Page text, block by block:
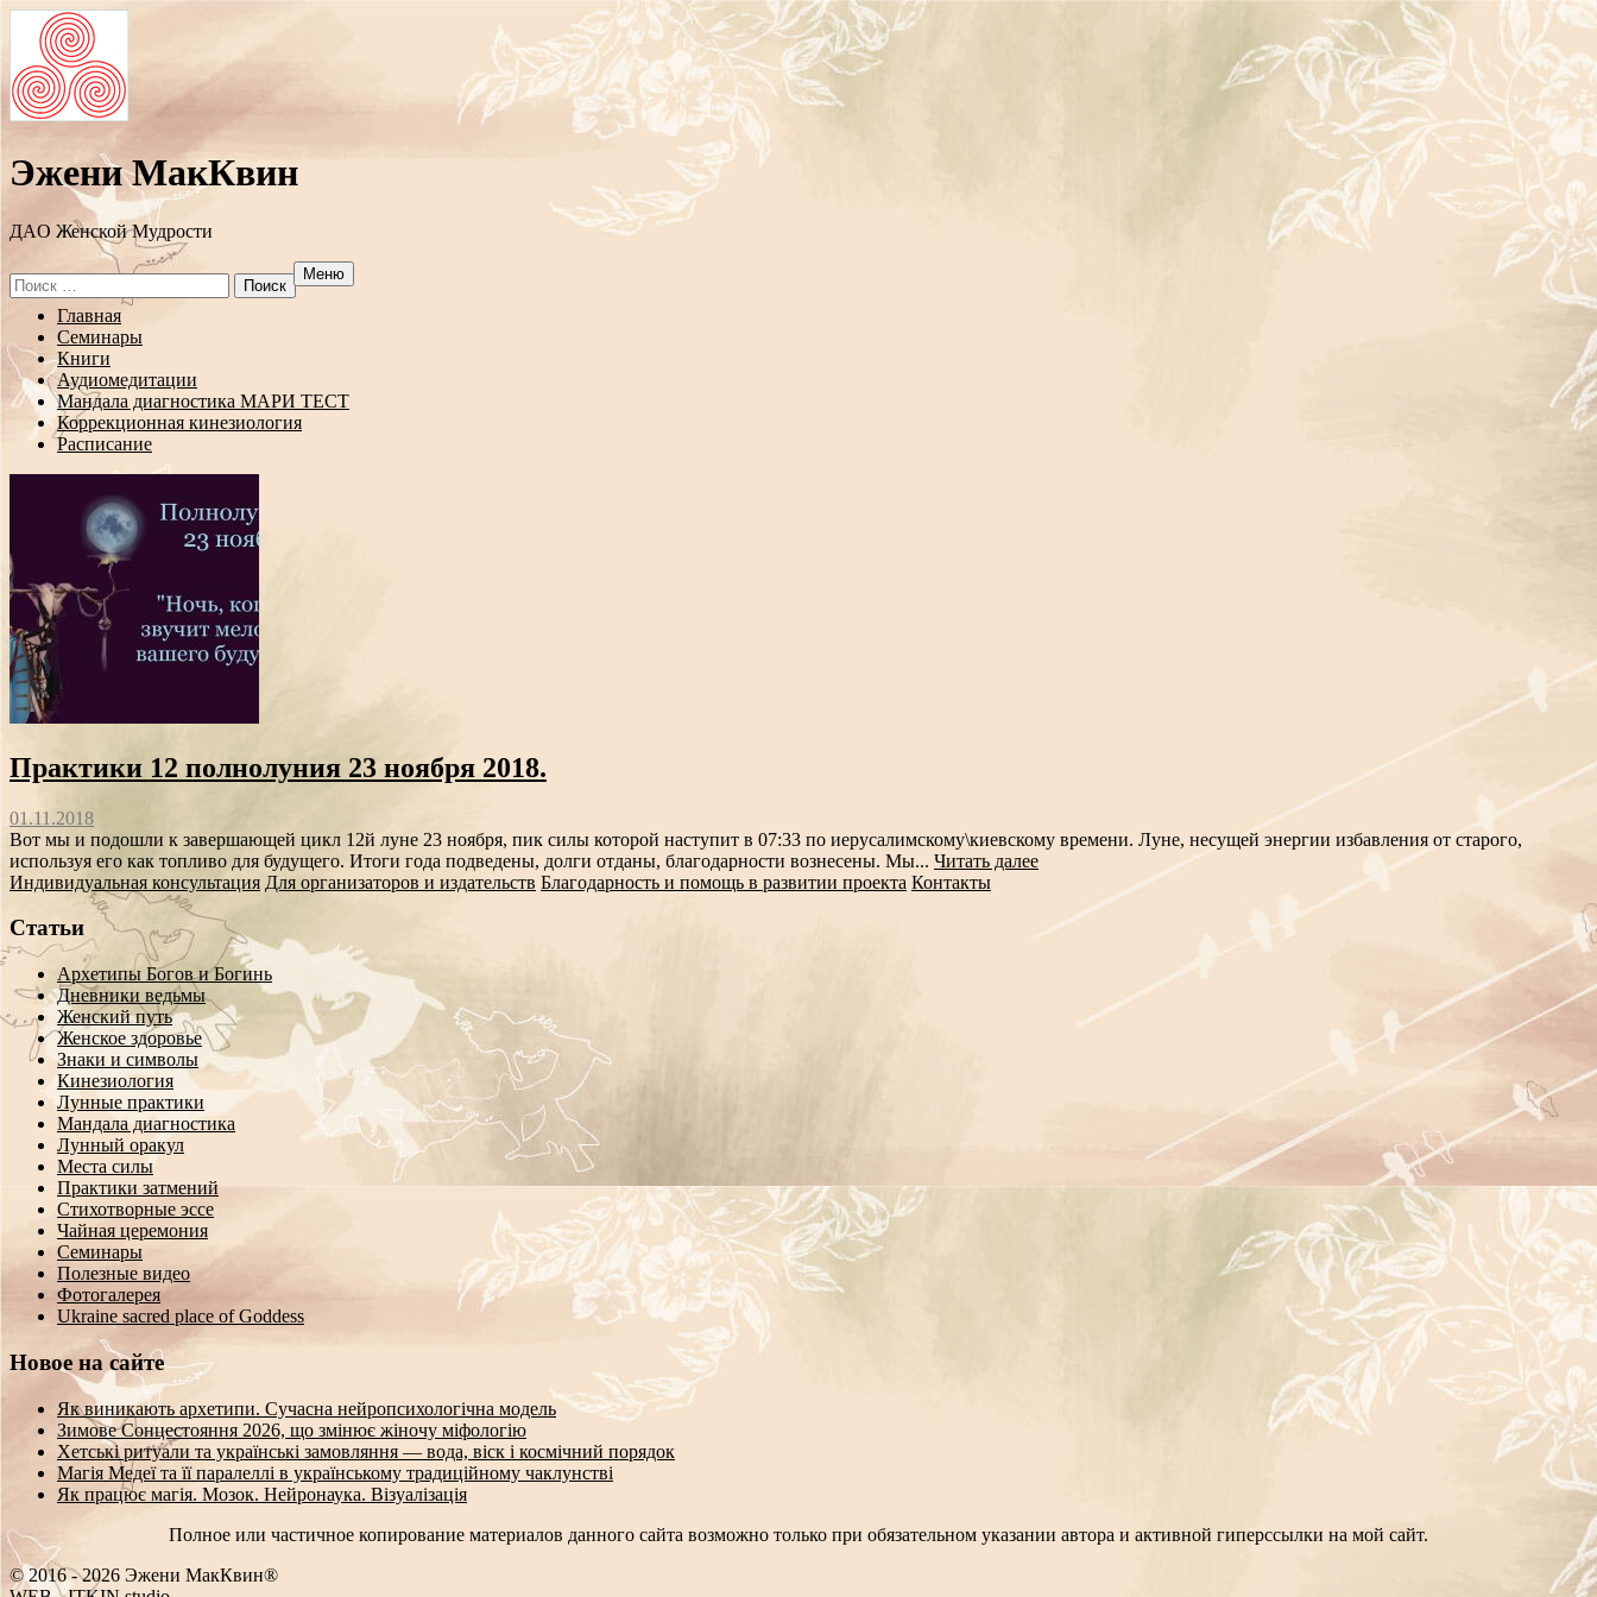
Эжени МакКвин
ДAO Женской Мудрости
Search
for:
Меню
Перейти
содержанию
Главная
Семинары
Книги
Аудиомедитации
Мандала диагностика МАРИ ТЕСТ
Коррекционная кинезиология
Расписание
Практики 12 полнолуния 23 ноября 2018.
01.11.2018
Вот мы и подошли к завершающей цикл 12й луне 23 ноября, пик силы которой наступит в 07:33 по иерусалимскому\киевскому времени. Луне, несущей энергии избавления от старого,
используя его как топливо для будущего. Итоги года подведены, долги отданы, благодарности вознесены. Мы... Читать далее
Индивидуальная консультация Для организаторов и издательств Благодарность и помощь в развитии проекта Контакты
Статьи
Архетипы Богов и Богинь
Дневники ведьмы
Женский путь
Женское здоровье
Знаки и символы
Кинезиология
Лунные практики
Мандала диагностика
Лунный оракул
Места силы
Практики затмений
Стихотворные эссе
Чайная церемония
Семинары
Полезные видео
Фотогалерея
Ukraine sacred place of Goddess
Новое на сайте
Як виникають архетипи. Сучасна нейропсихологічна модель
Зимове Сонцестояння 2026, що змінює жіночу міфологію
Хетські ритуали та українські замовляння — вода, віск і космічний порядок
Магія Медеї та її паралеллі в українському традиційному чаклунстві
Як працює магія. Мозок. Нейронаука. Візуалізація
Полное или частичное копирование материалов данного сайта возможно только при обязательном указании автора и активной гиперссылки на мой сайт.
© 2016 - 2026 Эжени МакКвин®